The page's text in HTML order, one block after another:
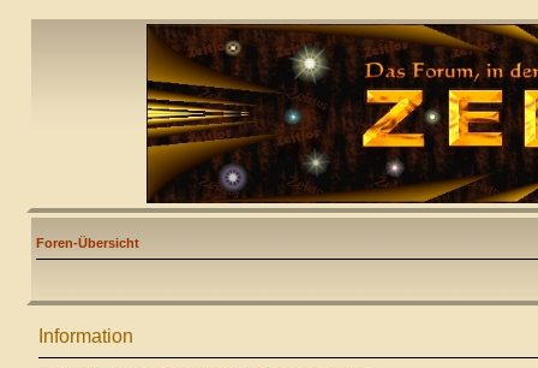
Foren-Übersicht
Information